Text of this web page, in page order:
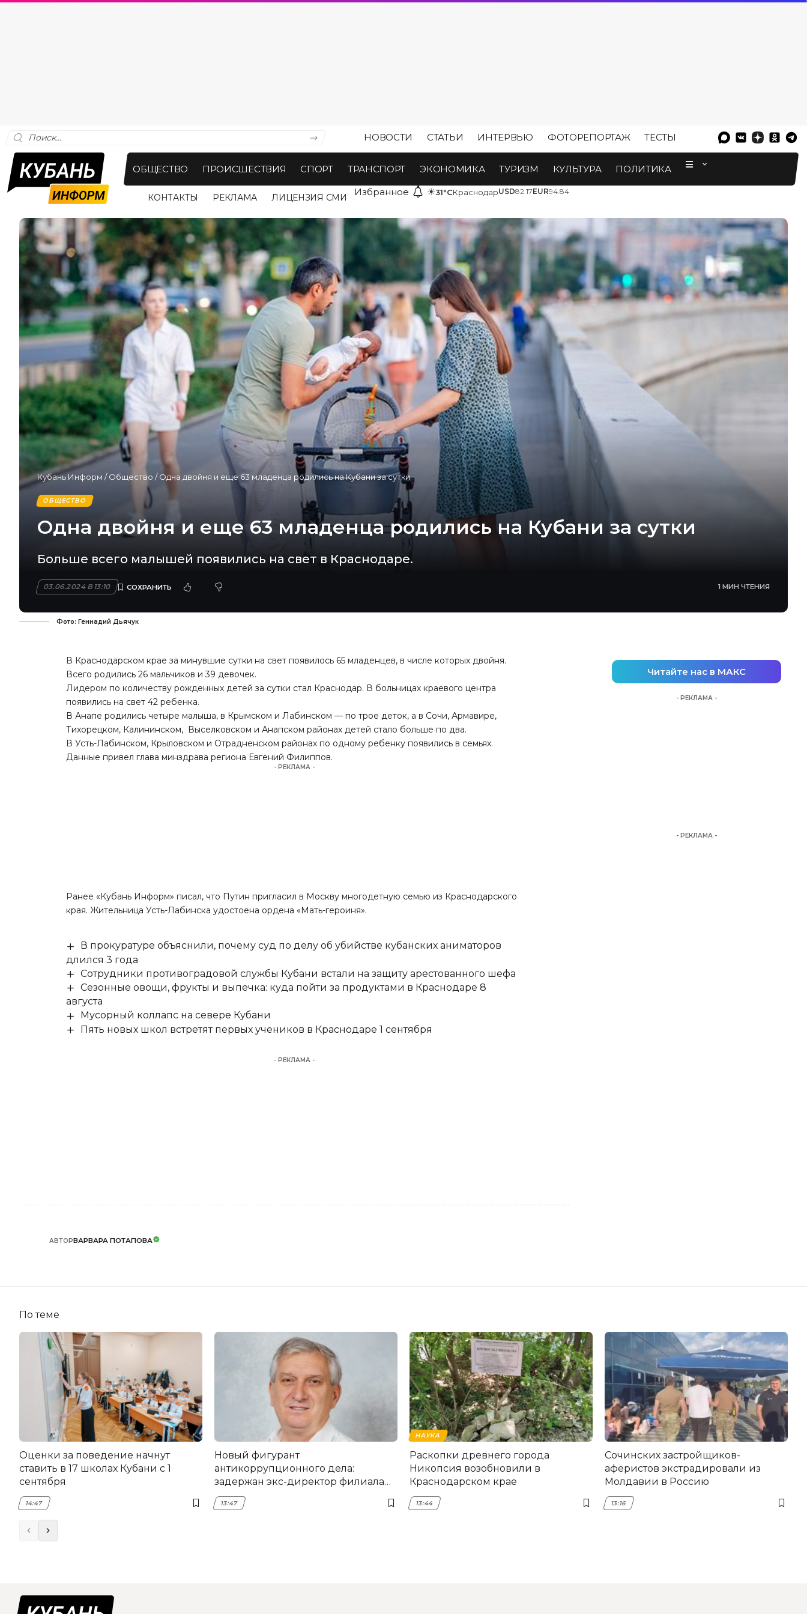
НОВОСТИ СТАТЬИ ИНТЕРВЬЮ ФОТОРЕПОРТАЖ ТЕСТЫ
ОБЩЕСТВО ПРОИСШЕСТВИЯ СПОРТ ТРАНСПОРТ ЭКОНОМИКА ТУРИЗМ КУЛЬТУРА ПОЛИТИКА
КОНТАКТЫ РЕКЛАМА ЛИЦЕНЗИЯ СМИ Избранное ☀31°CКраснодарUSD82.17EUR94.84
Кубань Информ /Общество /Одна двойня и еще 63 младенца родились на Кубани за сутки
ОБЩЕСТВО
Одна двойня и еще 63 младенца родились на Кубани за сутки
Больше всего малышей появились на свет в Краснодаре.
03.06.2024 В 13:10 1 МИН ЧТЕНИЯ
Фото: Геннадий Дьячук
В Краснодарском крае за минувшие сутки на свет появилось 65 младенцев, в числе которых двойня.
Всего родились 26 мальчиков и 39 девочек.
Лидером по количеству рожденных детей за сутки стал Краснодар. В больницах краевого центра
появились на свет 42 ребенка.
В Анапе родились четыре малыша, в Крымском и Лабинском — по трое деток, а в Сочи, Армавире,
Тихорецком, Калининском, Выселковском и Анапском районах детей стало больше по два.
В Усть-Лабинском, Крыловском и Отрадненском районах по одному ребенку появились в семьях.
Данные привел глава минздрава региона Евгений Филиппов.
- РЕКЛАМА -
Ранее «Кубань Информ» писал, что Путин пригласил в Москву многодетную семью из Краснодарского
края. Жительница Усть-Лабинска удостоена ордена «Мать-героиня».
В прокуратуре объяснили, почему суд по делу об убийстве кубанских аниматоров
длился 3 года
Сотрудники противоградовой службы Кубани встали на защиту арестованного шефа
Сезонные овощи, фрукты и выпечка: куда пойти за продуктами в Краснодаре 8
августа
Мусорный коллапс на севере Кубани
Пять новых школ встретят первых учеников в Краснодаре 1 сентября
- РЕКЛАМА -
АВТОРВАРВАРА ПОТАПОВА
Читайте нас в МАКС
- РЕКЛАМА -
- РЕКЛАМА -
По теме
Оценки за поведение начнут
ставить в 17 школах Кубани с 1
сентября
14:47
Новый фигурант
антикоррупционного дела:
задержан экс-директор филиала
НЭСК Крымска
13:47
НАУКА
Раскопки древнего города
Никопсия возобновили в
Краснодарском крае
13:44
Сочинских застройщиков-
аферистов экстрадировали из
Молдавии в Россию
13:16